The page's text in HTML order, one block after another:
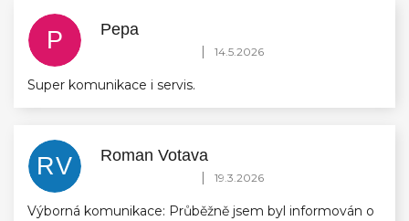
P Pepa
Hodnocení obchodu je 5 z 5 hvězdiček.
| 14.5.2026
Super komunikace i servis.
RV Roman Votava
Hodnocení obchodu je 5 z 5 hvězdiček.
| 19.3.2026
Výborná komunikace: Průběžně jsem byl informován o